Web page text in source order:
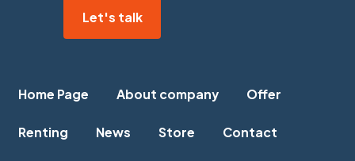
Home Page About company Offer
Renting News Store Contact
Let's talk